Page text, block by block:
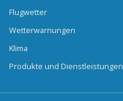
Flugwetter
Wetterwarnungen
Klima
Produkte und Dienstleistungen